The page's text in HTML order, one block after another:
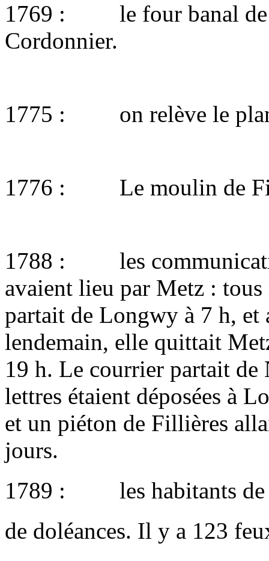
1769 : le four banal de
Cordonnier.
1775 : on relève le plan
1776 : Le moulin de
1788 : les
avaient lieu par Metz :
partait de Longwy à 7 h, et
lendemain, elle quittait
19 h. Le courrier partait de
lettres étaient déposées à
et un piéton de Fillières
jours.
1789 : les habitants de
de doléances. Il y a 123